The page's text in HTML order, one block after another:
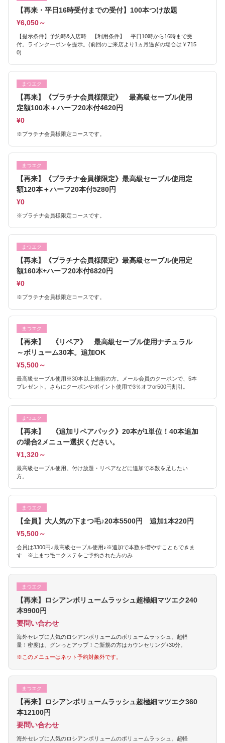
【再来・平日16時受付までの受付】100本つけ放題
¥6,050～
【提示条件】予約時&入店時 【利用条件】 平日10時から16時まで受
付。ラインクーポンを提示。(前回のご来店より1ヵ月過ぎの場合は￥715
0)
まつエク
【再来】《プラチナ会員様限定》 最高級セーブル使用
定額100本＋ハーフ20本付4620円
¥0
※プラチナ会員様限定コースです。
まつエク
【再来】《プラチナ会員様限定》最高級セーブル使用定
額120本＋ハーフ20本付5280円
¥0
※プラチナ会員様限定コースです。
まつエク
【再来】《プラチナ会員様限定》最高級セーブル使用定
額160本+ハーフ20本付6820円
¥0
※プラチナ会員様限定コースです。
まつエク
【再来】 《リペア》 最高級セーブル使用ナチュラル
～ボリューム30本。追加OK
¥5,500～
最高級セーブル使用※30本以上施術の方。メール会員のクーポンで、5本
プレゼント。さらにクーポンやポイント使用で3％オフor500円割引。
まつエク
【再来】 《追加リペアパック》20本が1単位！40本追加
の場合2メニュー選択ください。
¥1,320～
最高級セーブル使用。付け放題・リペアなどに追加で本数を足したい
方。
まつエク
【全員】大人気の下まつ毛♪20本5500円 追加1本220円
¥5,500～
会員は3300円♪最高級セーブル使用♪※追加で本数を増やすこともできま
す ※上まつ毛エクステをご予約された方のみ
まつエク
【再来】ロシアンボリュームラッシュ超極細マツエク240
本9900円
要問い合わせ
海外セレブに人気のロシアンボリュームのボリュームラッシュ。超軽
量！密度は、グンっとアップ！ご新規の方はカウンセリング+30分。
※このメニューはネット予約対象外です。
まつエク
【再来】ロシアンボリュームラッシュ超極細マツエク360
本12100円
要問い合わせ
海外セレブに人気のロシアンボリュームのボリュームラッシュ。超軽